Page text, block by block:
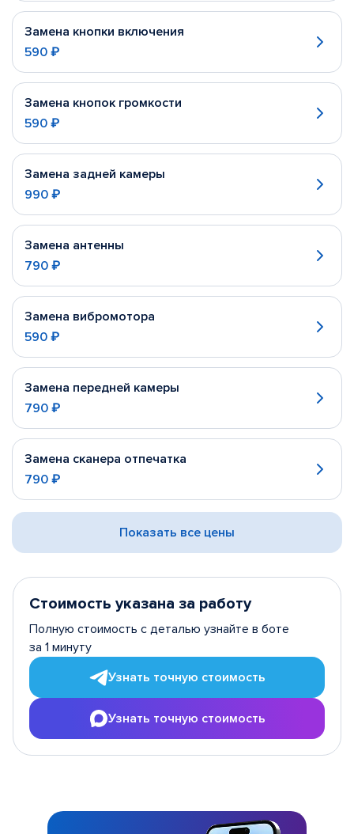
Замена кнопки включения
590 ₽
Замена кнопок громкости
590 ₽
Замена задней камеры
990 ₽
Замена антенны
790 ₽
Замена вибромотора
590 ₽
Замена передней камеры
790 ₽
Замена сканера отпечатка
790 ₽
Показать все цены
Стоимость указана за работу
Полную стоимость с деталью узнайте в боте
за 1 минуту
Узнать точную стоимость
Узнать точную стоимость